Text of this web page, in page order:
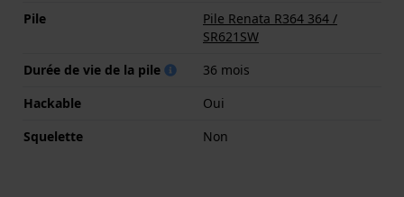
Pile
Pile Renata R364 364 /
SR621SW
Durée de vie de la pile
36 mois
Hackable
Oui
Squelette
Non